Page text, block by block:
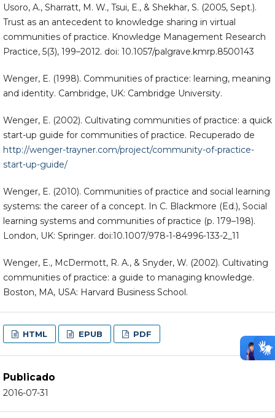
Usoro, A., Sharratt, M. W., Tsui, E., & Shekhar, S. (2005, Sept.).
Trust as an antecedent to knowledge sharing in virtual
communities of practice. Knowledge Management Research
Practice, 5(3), 199–2012. doi: 10.1057/palgrave.kmrp.8500143
Wenger, E. (1998). Communities of practice: learning, meaning
and identity. Cambridge, UK: Cambridge University.
Wenger, E. (2002). Cultivating communities of practice: a quick
start-up guide for communities of practice. Recuperado de
http://wenger-trayner.com/project/community-of-practice-
start-up-guide/
Wenger, E. (2010). Communities of practice and social learning
systems: the career of a concept. In C. Blackmore (Ed.), Social
learning systems and communities of practice (p. 179–198).
London, UK: Springer. doi:10.1007/978-1-84996-133-2_11
Wenger, E., McDermott, R. A., & Snyder, W. (2002). Cultivating
communities of practice: a guide to managing knowledge.
Boston, MA, USA: Harvard Business School.
HTML EPUB PDF
Publicado
2016-07-31